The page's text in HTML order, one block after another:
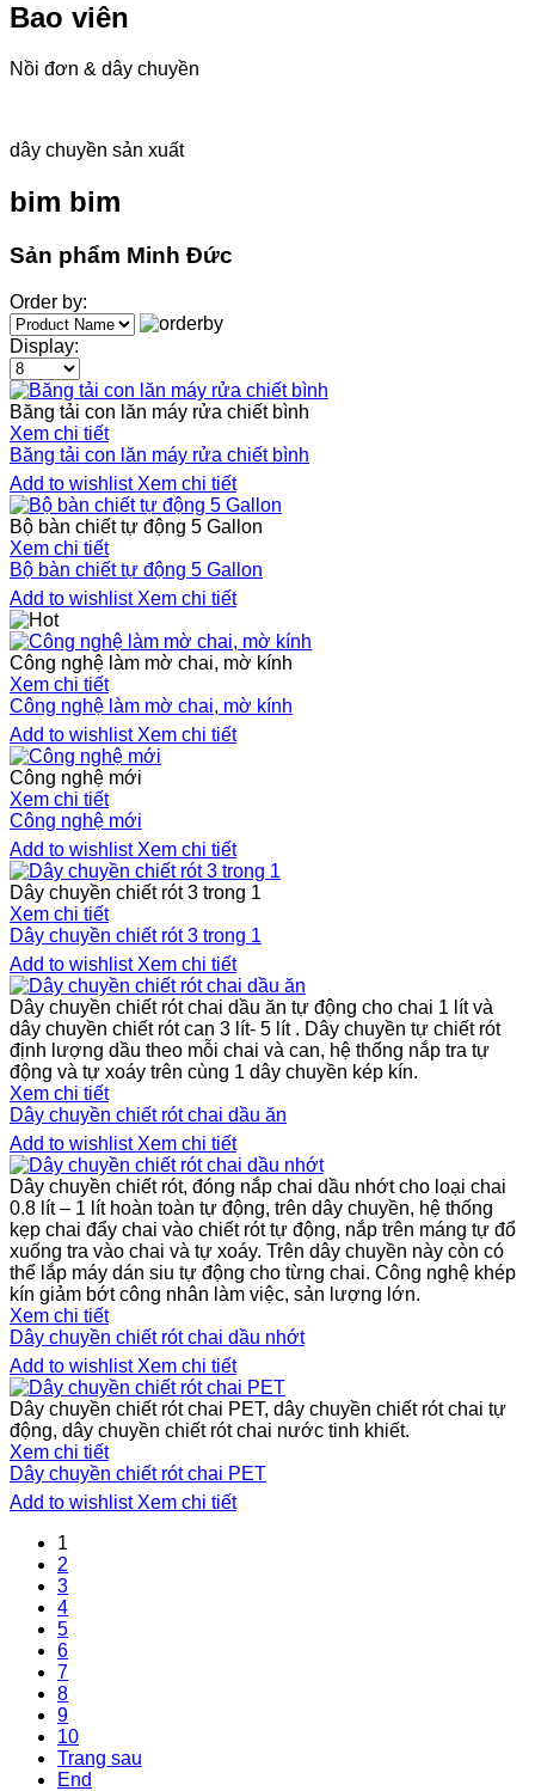
Bao viên
Nồi đơn & dây chuyền
dây chuyền sản xuất
bim bim
Sản phẩm Minh Đức
Order by:
Display:
Băng tải con lăn máy rửa chiết bình
Xem chi tiết
Băng tải con lăn máy rửa chiết bình
Add to wishlist Xem chi tiết
Bộ bàn chiết tự động 5 Gallon
Xem chi tiết
Bộ bàn chiết tự động 5 Gallon
Add to wishlist Xem chi tiết
Công nghệ làm mờ chai, mờ kính
Xem chi tiết
Công nghệ làm mờ chai, mờ kính
Add to wishlist Xem chi tiết
Công nghệ mới
Xem chi tiết
Công nghệ mới
Add to wishlist Xem chi tiết
Dây chuyền chiết rót 3 trong 1
Xem chi tiết
Dây chuyền chiết rót 3 trong 1
Add to wishlist Xem chi tiết
Dây chuyền chiết rót chai dầu ăn tự động cho chai 1 lít và
dây chuyền chiết rót can 3 lít- 5 lít . Dây chuyền tự chiết rót
định lượng dầu theo mỗi chai và can, hệ thống nắp tra tự
động và tự xoáy trên cùng 1 dây chuyền kép kín.
Xem chi tiết
Dây chuyền chiết rót chai dầu ăn
Add to wishlist Xem chi tiết
Dây chuyền chiết rót, đóng nắp chai dầu nhớt cho loại chai
0.8 lít – 1 lít hoàn toàn tự động, trên dây chuyền, hệ thống
kẹp chai đẩy chai vào chiết rót tự động, nắp trên máng tự đổ
xuống tra vào chai và tự xoáy. Trên dây chuyền này còn có
thể lắp máy dán siu tự động cho từng chai. Công nghệ khép
kín giảm bớt công nhân làm việc, sản lượng lớn.
Xem chi tiết
Dây chuyền chiết rót chai dầu nhớt
Add to wishlist Xem chi tiết
Dây chuyền chiết rót chai PET, dây chuyền chiết rót chai tự
động, dây chuyền chiết rót chai nước tinh khiết.
Xem chi tiết
Dây chuyền chiết rót chai PET
Add to wishlist Xem chi tiết
1
2
3
4
5
6
7
8
9
10
Trang sau
End